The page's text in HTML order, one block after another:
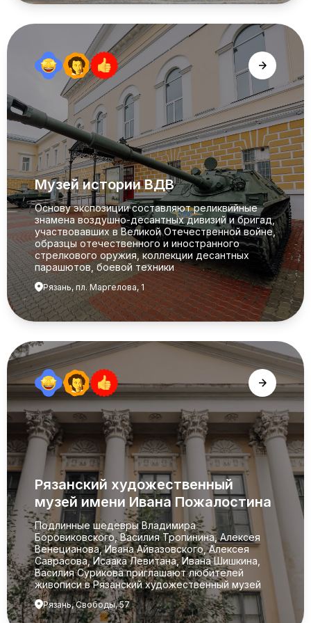
Музей истории ВДВ
Основу экспозиции составляют реликвийные
знамена воздушно-десантных дивизий и бригад,
участвовавших в Великой Отечественной войне,
образцы отечественного и иностранного
стрелкового оружия, коллекции десантных
парашютов, боевой техники
Рязань, пл. Маргелова, 1
Рязанский художественный
музей имени Ивана Пожалостина
Подлинные шедевры Владимира
Боровиковского, Василия Тропинина, Алексея
Венецианова, Ивана Айвазовского, Алексея
Саврасова, Исаака Левитана, Ивана Шишкина,
Василия Сурикова приглашают любителей
живописи в Рязанский художественный музей
Рязань, Свободы, 57